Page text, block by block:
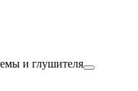
и глушителя